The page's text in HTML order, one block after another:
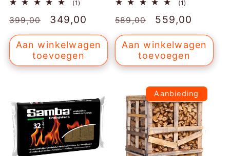
(1)
aantal
Normale
prijs
399,00 Aanbiedingsprijs
349,00
Aan winkelwagen
toevoegen
(1)
aantal
Normale
prijs
589,00 559,00
Aan winkelwagen
toevoegen
Aanbieding